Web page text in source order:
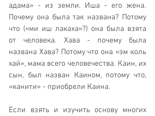
адама» - из земли. Иша - его жена.
Почему она была так названа? Потому
что («ми иш лакаха»?) она была взята
от человека. Хава - почему была
названа Хава? Потому что она «эм коль
хай», мама всего человечества. Каин, их
сын, был назван Каином, потому что,
«канити» - приобрели Каина.
Если взять и изучить основу многих